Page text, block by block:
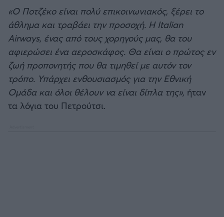
Μπαρτσελόνα
Ρεάλ Μαδρίτης
Ατλέτικο Μαδρίτης
Μάντσεστερ Γιουνάιτεντ
Προολυμπιακό Τουρνουά
Προκριματικά EUROBASKET
EUROBASKET 2025
Προκριματικά MUNDOBASKET
Παγκόσμιο Κύπελλο
«Ο Ποτζέκο είναι πολύ επικοινωνιακός, ξέρει το
άθλημα και τραβάει την προσοχή. Η Italian
Airways, ένας από τους χορηγούς μας, θα του
αφιερώσει ένα αεροσκάφος. Θα είναι ο πρώτος εν
ζωή προπονητής που θα τιμηθεί με αυτόν τον
τρόπο. Υπάρχει ενθουσιασμός για την Εθνική
Ομάδα και όλοι θέλουν να είναι δίπλα της», ήταν
τα λόγια του Πετρούτσι.